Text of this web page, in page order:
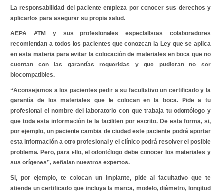
La responsabilidad del paciente empieza por conocer sus derechos y
aplicarlos para asegurar su propia salud.
AEPA ATM y sus profesionales especialistas colaboradores
recomiendan a todos los pacientes que conozcan la Ley que se aplica
en esta materia para evitar la colocación de materiales en boca que no
cuentan con las garantías requeridas y que pudieran no ser
biocompatibles.
“Aconsejamos a los pacientes pedir a su facultativo un certificado y la
garantía de los materiales que le colocan en la boca. Pide a tu
profesional el nombre del laboratorio con que trabaja tu odontólogo y
que toda esta información te la faciliten por escrito. De esta forma, si,
por ejemplo, un paciente cambia de ciudad este paciente podrá aportar
esta información a otro profesional y el clínico podrá resolver el posible
problema. Pero, para ello, el odontólogo debe conocer los materiales y
sus orígenes”, señalan nuestros expertos.
Si, por ejemplo, te colocan un implante, pide al facultativo que te
atiende un certificado que incluya la marca, modelo, diámetro, longitud